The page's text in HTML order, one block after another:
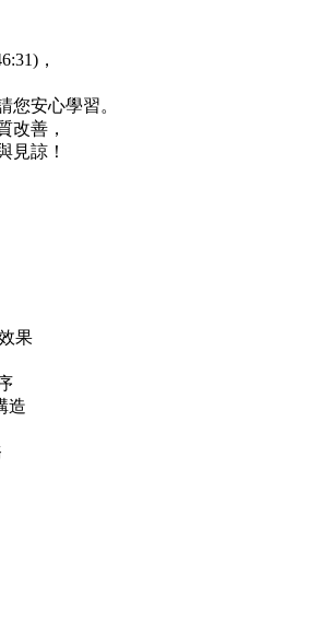
，
您安心學習。
改善，
見諒！
果
造